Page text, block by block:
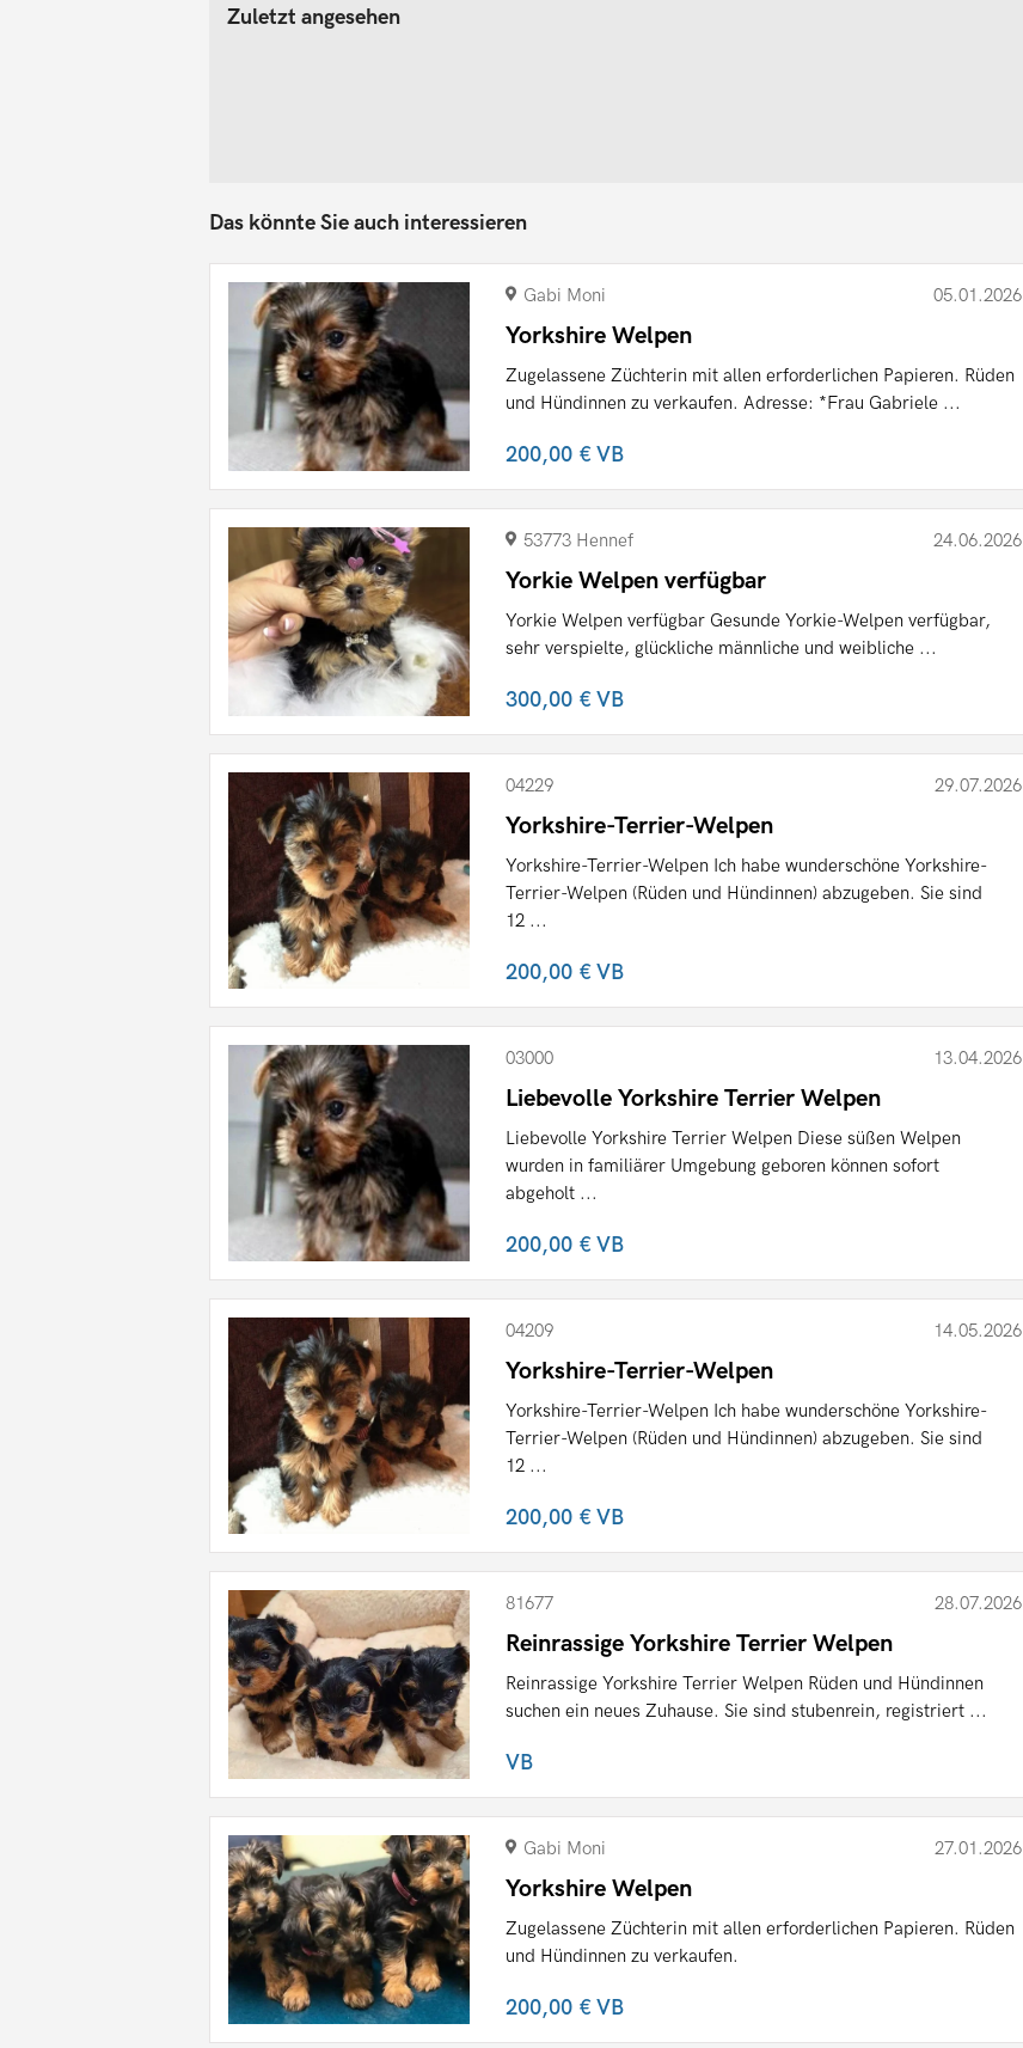
Zuletzt angesehen
Das könnte Sie auch interessieren
Gabi Moni 05.01.2026
Yorkshire Welpen
Zugelassene Züchterin mit allen erforderlichen Papieren. Rüden
und Hündinnen zu verkaufen. Adresse: *Frau Gabriele ...
200,00 €VB
53773 Hennef 24.06.2026
Yorkie Welpen verfügbar
Yorkie Welpen verfügbar Gesunde Yorkie-Welpen verfügbar,
sehr verspielte, glückliche männliche und weibliche ...
300,00 €VB
04229 29.07.2026
Yorkshire-Terrier-Welpen
Yorkshire-Terrier-Welpen Ich habe wunderschöne Yorkshire-
Terrier-Welpen (Rüden und Hündinnen) abzugeben. Sie sind
12 ...
200,00 €VB
03000 13.04.2026
Liebevolle Yorkshire Terrier Welpen
Liebevolle Yorkshire Terrier Welpen Diese süßen Welpen
wurden in familiärer Umgebung geboren können sofort
abgeholt ...
200,00 €VB
04209 14.05.2026
Yorkshire-Terrier-Welpen
Yorkshire-Terrier-Welpen Ich habe wunderschöne Yorkshire-
Terrier-Welpen (Rüden und Hündinnen) abzugeben. Sie sind
12 ...
200,00 €VB
81677 28.07.2026
Reinrassige Yorkshire Terrier Welpen
Reinrassige Yorkshire Terrier Welpen Rüden und Hündinnen
suchen ein neues Zuhause. Sie sind stubenrein, registriert ...
VB
Gabi Moni 27.01.2026
Yorkshire Welpen
Zugelassene Züchterin mit allen erforderlichen Papieren. Rüden
und Hündinnen zu verkaufen.
200,00 €VB